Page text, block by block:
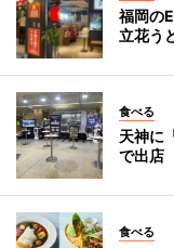
福岡の
立花う
食べる
天神に
で出店
食べる